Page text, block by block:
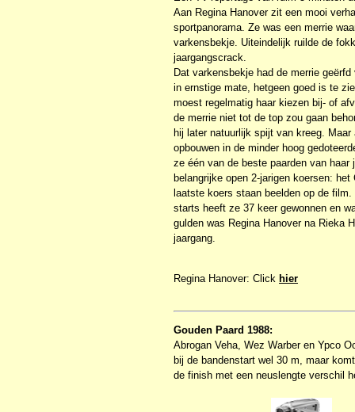
Aan Regina Hanover zit een mooi
sportpanorama. Ze was een merrie
varkensbekje. Uiteindelijk ruilde de
jaargangscrack.
Dat varkensbekje had de merrie
in ernstige mate, hetgeen goed is te
moest regelmatig haar kiezen bij- of
de merrie niet tot de top zou gaan
hij later natuurlijk spijt van kreeg.
opbouwen in de minder hoog
ze één van de beste paarden van
belangrijke open 2-jarigen koersen:
laatste koers staan beelden op de
starts heeft ze 37 keer gewonnen en
gulden was Regina Hanover na Rieka
jaargang.
Regina Hanover: Click hier
Gouden Paard 1988:
Abrogan Veha, Wez Warber en Ypco
bij de bandenstart wel 30 m, maar
de finish met een neuslengte verschil